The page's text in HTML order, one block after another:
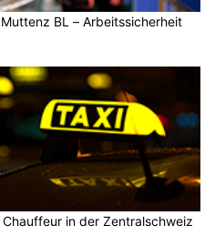
BL – Arbeitssicherheit
in der Zentralschweiz